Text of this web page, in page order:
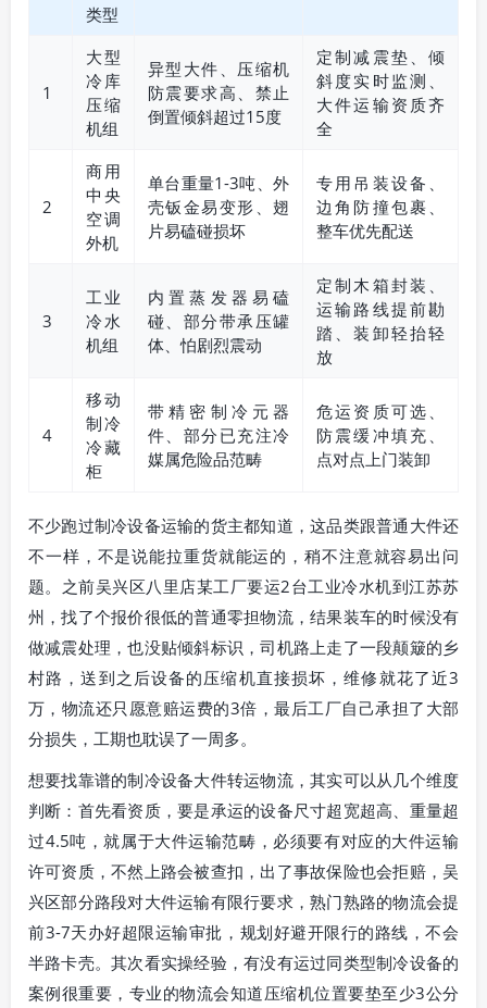
类型
1
大型
冷库
压缩
机组
异型大件、压缩机
防震要求高、禁止
倒置倾斜超过15度
定制减震垫、倾
斜度实时监测、
大件运输资质齐
全
2
商用
中央
空调
外机
单台重量1-3吨、外
壳钣金易变形、翅
片易磕碰损坏
专用吊装设备、
边角防撞包裹、
整车优先配送
3
工业
冷水
机组
内置蒸发器易磕
碰、部分带承压罐
体、怕剧烈震动
定制木箱封装、
运输路线提前勘
踏、装卸轻抬轻
放
4
移动
制冷
冷藏
柜
带精密制冷元器
件、部分已充注冷
媒属危险品范畴
危运资质可选、
防震缓冲填充、
点对点上门装卸
不少跑过制冷设备运输的货主都知道，这品类跟普通大件还
不一样，不是说能拉重货就能运的，稍不注意就容易出问
题。之前吴兴区八里店某工厂要运2台工业冷水机到江苏苏
州，找了个报价很低的普通零担物流，结果装车的时候没有
做减震处理，也没贴倾斜标识，司机路上走了一段颠簸的乡
村路，送到之后设备的压缩机直接损坏，维修就花了近3
万，物流还只愿意赔运费的3倍，最后工厂自己承担了大部
分损失，工期也耽误了一周多。
想要找靠谱的制冷设备大件转运物流，其实可以从几个维度
判断：首先看资质，要是承运的设备尺寸超宽超高、重量超
过4.5吨，就属于大件运输范畴，必须要有对应的大件运输
许可资质，不然上路会被查扣，出了事故保险也会拒赔，吴
兴区部分路段对大件运输有限行要求，熟门熟路的物流会提
前3-7天办好超限运输审批，规划好避开限行的路线，不会
半路卡壳。其次看实操经验，有没有运过同类型制冷设备的
案例很重要，专业的物流会知道压缩机位置要垫至少3公分